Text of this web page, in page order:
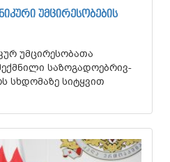
ᲣᲛᲪᲘᲠᲔᲡᲝᲑᲔᲑᲘᲡ
უმცირესობათა
საზოგადოებრივ-
სხდომაზე სიტყვით